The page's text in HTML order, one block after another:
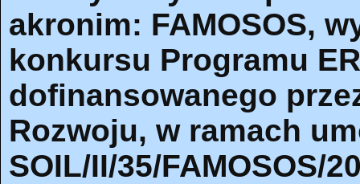
akronim: FAMOSOS,
konkursu Programu
dofinansowanego
Rozwoju, w ramach
SOIL/II/35/FAMOSOS/